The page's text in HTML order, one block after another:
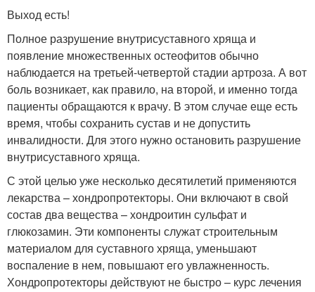
Выход есть!
Полное разрушение внутрисуставного хряща и
появление множественных остеофитов обычно
наблюдается на третьей-четвертой стадии артроза. А вот
боль возникает, как правило, на второй, и именно тогда
пациенты обращаются к врачу. В этом случае еще есть
время, чтобы сохранить сустав и не допустить
инвалидности. Для этого нужно остановить разрушение
внутрисуставного хряща.
С этой целью уже несколько десятилетий применяются
лекарства – хондропротекторы. Они включают в свой
состав два вещества – хондроитин сульфат и
глюкозамин. Эти компоненты служат строительным
материалом для суставного хряща, уменьшают
воспаление в нем, повышают его увлажненность.
Хондропротекторы действуют не быстро – курс лечения